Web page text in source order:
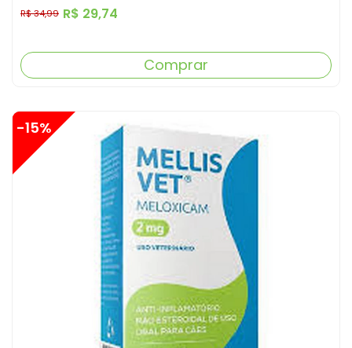
R$ 29,74
R$ 34,99
Comprar
-15%